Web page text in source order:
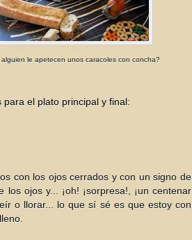
alguien le apetecen unos caracoles con concha?
el plato principal y final:
con los ojos cerrados y con un signo de
ojos y... ¡oh! ¡sorpresa!, ¡un centenar
o llorar... lo que sí sé es que estoy con